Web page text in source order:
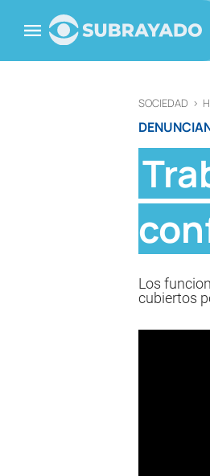
SOCIEDAD >
Los
cubiertos